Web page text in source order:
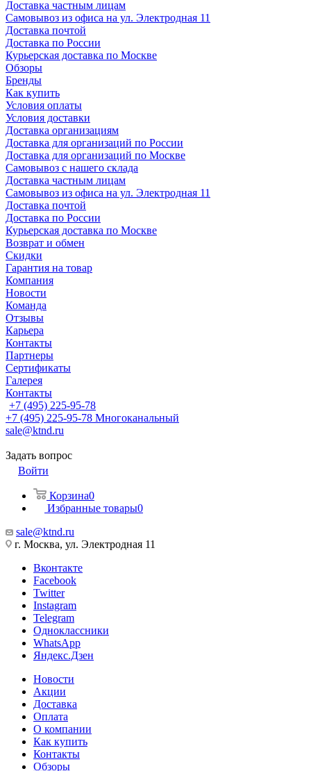
Доставка частным лицам
Самовывоз из офиса на ул. Электродная 11
Доставка почтой
Доставка по России
Курьерская доставка по Москве
Обзоры
Бренды
Как купить
Условия оплаты
Условия доставки
Доставка организациям
Доставка для организаций по России
Доставка для организаций по Москве
Самовывоз с нашего склада
Доставка частным лицам
Самовывоз из офиса на ул. Электродная 11
Доставка почтой
Доставка по России
Курьерская доставка по Москве
Возврат и обмен
Скидки
Гарантия на товар
Компания
Новости
Команда
Отзывы
Карьера
Контакты
Партнеры
Сертификаты
Галерея
Контакты
+7 (495) 225-95-78
+7 (495) 225-95-78 Многоканальный
sale@ktnd.ru
Задать вопрос
Войти
Корзина0
Избранные товары0
sale@ktnd.ru
г. Москва, ул. Электродная 11
Вконтакте
Facebook
Twitter
Instagram
Telegram
Одноклассники
WhatsApp
Яндекс.Дзен
Новости
Акции
Доставка
Оплата
О компании
Как купить
Контакты
Обзоры